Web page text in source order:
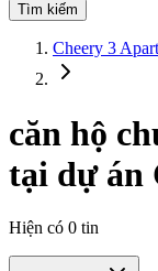
Tìm kiếm
Cheery 3
căn hộ
tại dự án
Hiện có 0 tin